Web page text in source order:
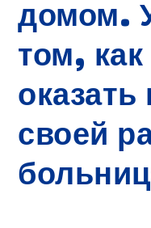
домом.
том,
своей